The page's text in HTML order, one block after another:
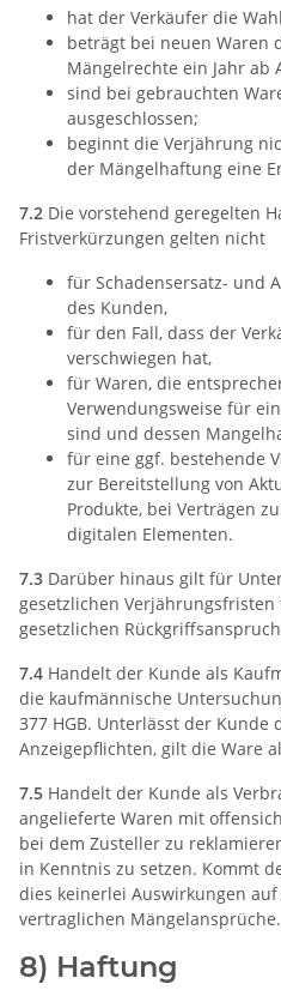
hat der Verkäufer die
beträgt bei neuen Waren
Mängelrechte ein Jahr ab
sind bei gebrauchten
ausgeschlossen;
beginnt die Verjährung
der Mängelhaftung eine
7.2 Die vorstehend geregelten
Fristverkürzungen gelten nicht
für Schadensersatz- und
des Kunden,
für den Fall, dass der
verschwiegen hat,
für Waren, die
Verwendungsweise für
sind und dessen
für eine ggf. bestehende
zur Bereitstellung von
Produkte, bei Verträgen
digitalen Elementen.
7.3 Darüber hinaus gilt für
gesetzlichen
gesetzlichen
7.4 Handelt der Kunde als
die kaufmännische
377 HGB. Unterlässt der Kunde
Anzeigepflichten, gilt die Ware
7.5 Handelt der Kunde als
angelieferte Waren mit
bei dem Zusteller zu
in Kenntnis zu setzen. Kommt
dies keinerlei Auswirkungen
vertraglichen Mängelansprüche.
8) Haftung